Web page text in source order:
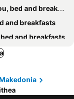
bed and breakfasts
and breakfasts
and breakfasts
breakfasts
and breakfasts
bed and breakfasts